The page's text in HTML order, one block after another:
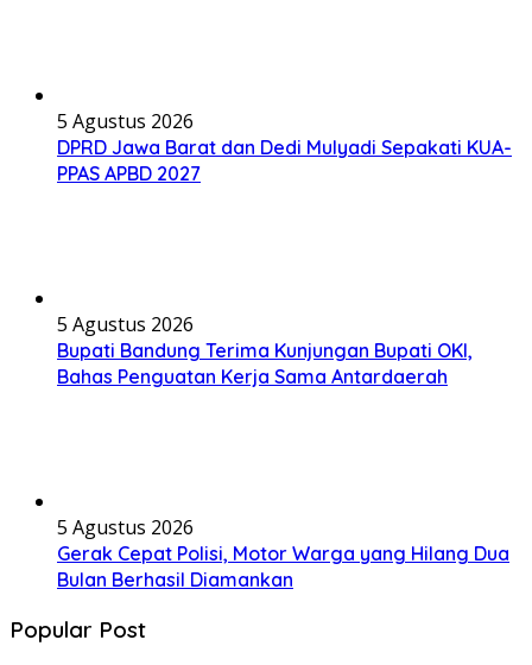
5 Agustus 2026
DPRD Jawa Barat dan Dedi Mulyadi Sepakati KUA-
PPAS APBD 2027
5 Agustus 2026
Bupati Bandung Terima Kunjungan Bupati OKI,
Bahas Penguatan Kerja Sama Antardaerah
5 Agustus 2026
Gerak Cepat Polisi, Motor Warga yang Hilang Dua
Bulan Berhasil Diamankan
Popular Post